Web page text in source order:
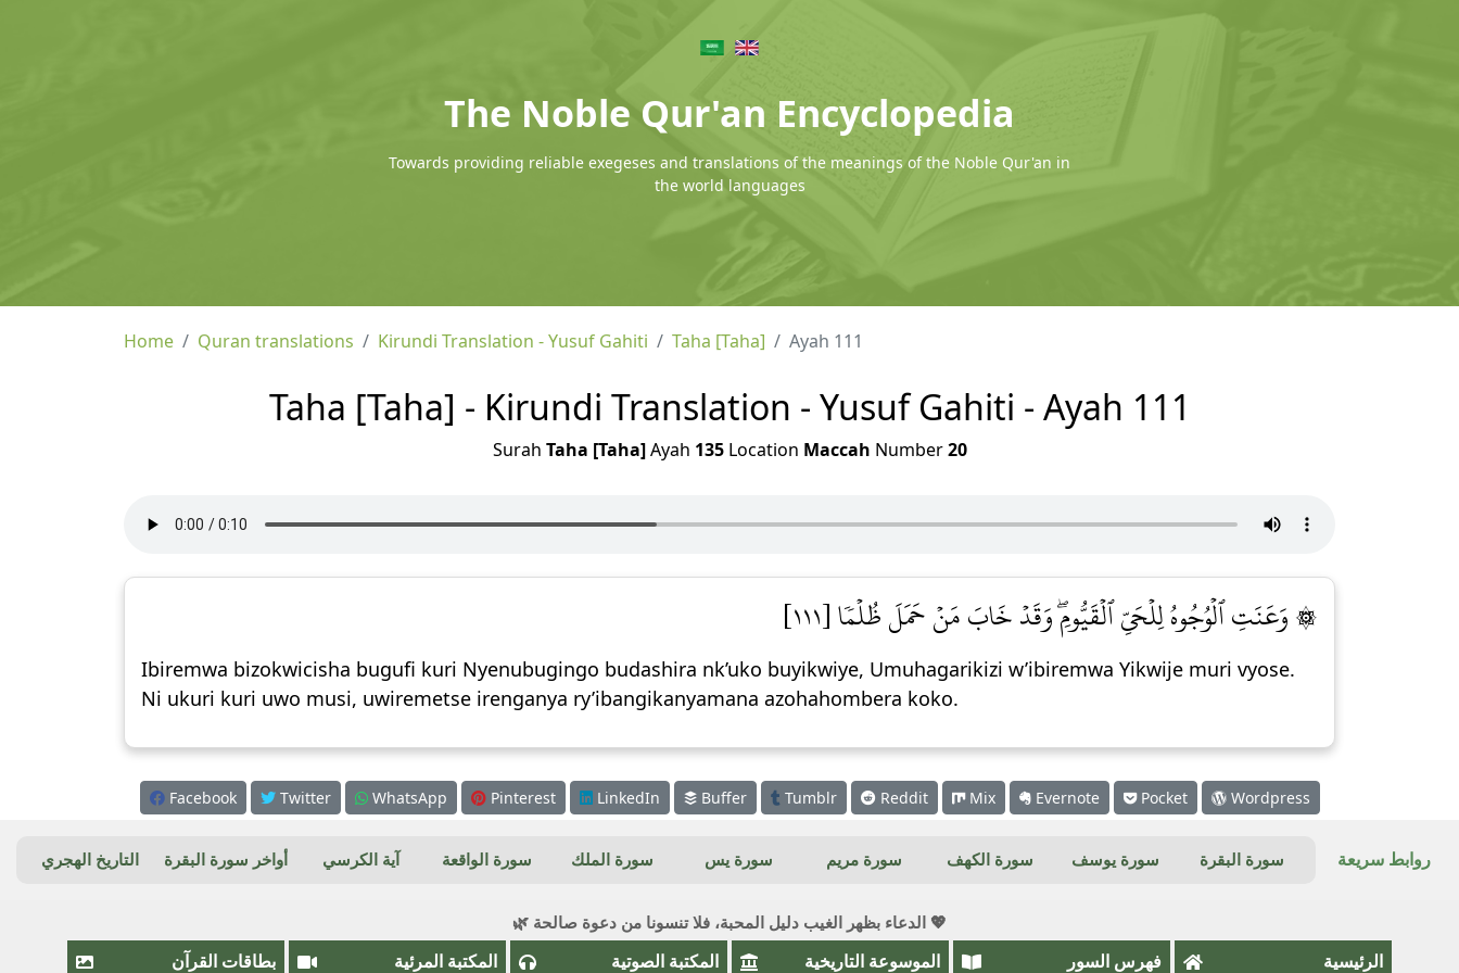
The Noble Qur'an Encyclopedia
Towards providing reliable exegeses and translations of the meanings of the Noble Qur'an in
the world languages
Home Quran translations Kirundi Translation - Yusuf Gahiti Taha [Taha] Ayah 111
Taha [Taha] - Kirundi Translation - Yusuf Gahiti - Ayah 111
Surah Taha [Taha]Ayah 135Location Maccah Number20
۞ وَعَنَتِ ٱلۡوُجُوهُ لِلۡحَيِّ ٱلۡقَيُّومِۖ وَقَدۡ خَابَ مَنۡ حَمَلَ ظُلۡمٗا [١١١]
Ibiremwa bizokwicisha bugufi kuri Nyenubugingo budashira nk’uko buyikwiye, Umuhagarikizi w’ibiremwa Yikwije muri vyose.
Ni ukuri kuri uwo musi, uwiremetse irenganya ry’ibangikanyamana azohahombera koko.
Facebook Twitter WhatsApp Pinterest LinkedIn Buffer Tumblr Reddit Mix Evernote Pocket Wordpress
روابط سريعة سورة البقرة سورة يوسف سورة الكهف سورة مريم سورة يس سورة الملك سورة الواقعة آية الكرسي أواخر سورة البقرة التاريخ الهجري
💖 الدعاء بظهر الغيب دليل المحبة، فلا تنسونا من دعوة صالحة 🌿
الرئيسية فهرس السور الموسوعة التاريخية المكتبة الصوتية المكتبة المرئية بطاقات القرآن